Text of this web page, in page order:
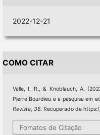
2022-12-21
COMO CITAR
Valle, I. R., & Knoblauch, A.
Pierre Bourdieu e a pesquisa em
Revista, 38. Recuperado de
Fomatos de Citação